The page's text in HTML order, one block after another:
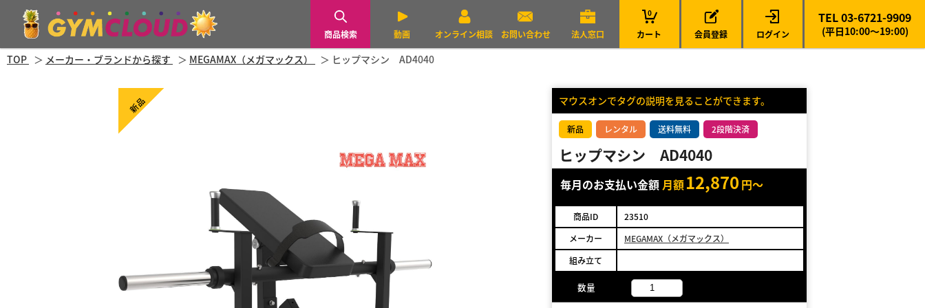
商品検索 動画 オンライン相談 お問い合わせ 法人窓口 カート
0
会員登録 ログイン
TEL 03-6721-9909
(平日10:00～19:00)
TOP メーカー・ブランドから探す MEGAMAX（メガマックス） ヒップマシン AD4040
新品 マウスオンでタグの説明を見ることができます。
新品 レンタル 送料無料 2段階決済
ヒップマシン AD4040
毎月のお支払い金額 月額12,870 円～
商品ID
23510
メーカー
MEGAMAX（メガマックス）
組み立て
数量